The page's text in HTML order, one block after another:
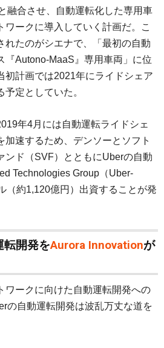
融合させ、自動運転化した専用車
ワークに導入していく計画だ。こ
れたのがシエナで、「最初の自動
『Autono-MaaS』専用車両」に位
初計画では2021年にライドシェア
定としていた。
年4月には自動運転ライドシェ
加速するため、デンソーとソフト
ンド（SVF）とともにUberの自動
Technologies Group（Uber-
（約1,120億円）出資することが発
転開発をAurora Innovationが
ワークに向けた自動運転開発への
の自動運転開発は波乱万丈な道を